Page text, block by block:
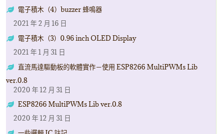
電子積木（4）buzzer 蜂鳴器
2021 年 2 月 16 日
電子積木（3）0.96 inch OLED Display
2021 年 1 月 31 日
直流馬達驅動板的軟體實作－使用 ESP8266 MultiPWMs Lib
ver.0.8
2020 年 12 月 31 日
ESP8266 MultiPWMs Lib ver.0.8
2020 年 12 月 31 日